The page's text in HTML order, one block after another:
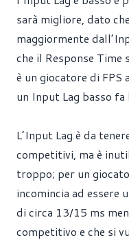
sarà migliore, dato
maggiormente
che il Response Time
è un giocatore di
un Input Lag basso
L’Input Lag è da
competitivi, ma è
troppo; per un
incomincia ad essere
di circa 13/15 ms
competitivo e che si